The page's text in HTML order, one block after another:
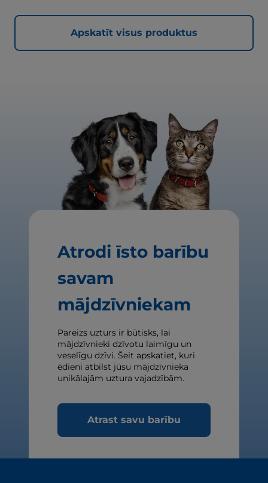
Apskatīt visus produktus
Atrodi īsto barību
savam
mājdzīvniekam
Pareizs uzturs ir būtisks, lai
mājdzīvnieki dzīvotu laimīgu un
veselīgu dzīvi. Šeit apskatiet, kuri
ēdieni atbilst jūsu mājdzīvnieka
unikālajām uztura vajadzībām.
Atrast savu barību